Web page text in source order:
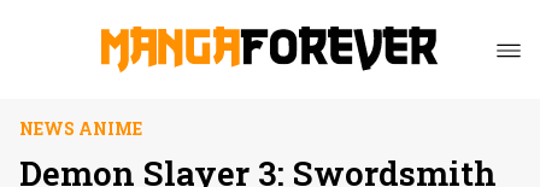
NEWS ANIME
Demon Slayer 3: Swordsmith